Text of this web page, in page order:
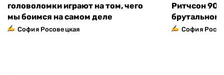
головоломки играют на том, чего
мы боимся на самом деле
София Росовецкая
Ритчсон 90
брутальном
София